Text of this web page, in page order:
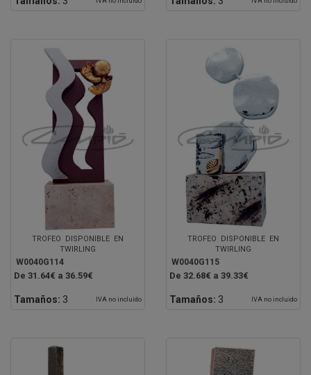
TROFEO DISPONIBLE EN
TWIRLING
W0040G114
De 31.64€ a 36.59€
Tamaños: 3 IVA no incluido
TROFEO DISPONIBLE EN
TWIRLING
W0040G115
De 32.68€ a 39.33€
Tamaños: 3 IVA no incluido